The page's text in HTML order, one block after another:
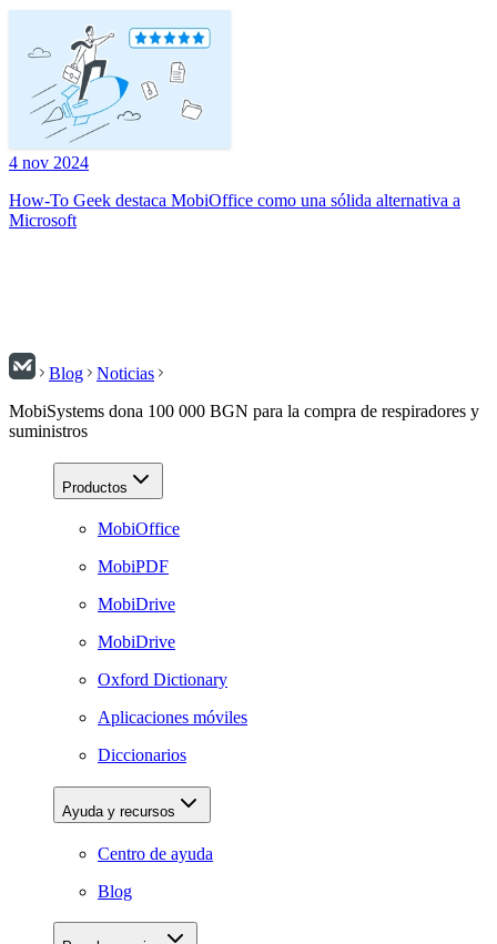
4 nov 2024
How-To Geek destaca MobiOffice como una sólida alternativa a
Microsoft
Blog
Noticias
MobiSystems dona 100 000 BGN para la compra de respiradores y
suministros
Productos
MobiOffice
MobiPDF
MobiDrive
MobiDrive
Oxford Dictionary
Aplicaciones móviles
Diccionarios
Ayuda y recursos
Centro de ayuda
Blog